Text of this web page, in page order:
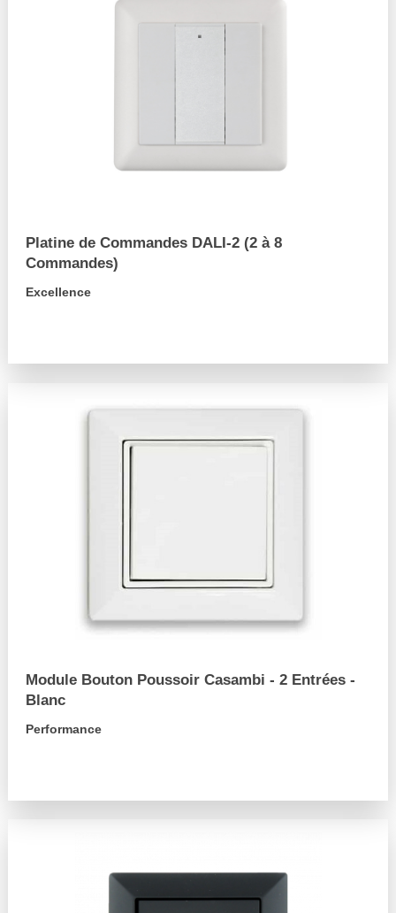
Platine de Commandes DALI-2 (2 à 8
Commandes)
Excellence
Module Bouton Poussoir Casambi - 2 Entrées -
Blanc
Performance